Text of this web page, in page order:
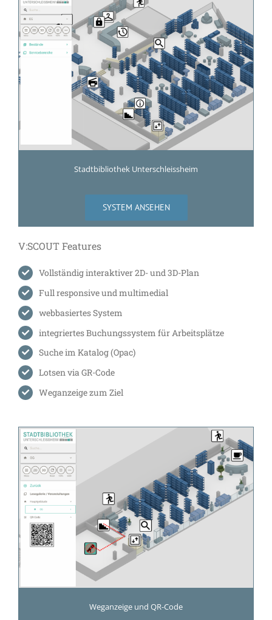
Stadtbibliothek Unterschleiss­heim
SYSTEM ANSEHEN
V:SCOUT Features
Vollständig interaktiver 2D- und 3D-Plan
Full responsive und multimedial
webbasiertes System
integriertes Buchungssystem für Arbeitsplätze
Suche im Katalog (Opac)
Lotsen via GR-Code
Weganzeige zum Ziel
Weganzeige und QR-Code